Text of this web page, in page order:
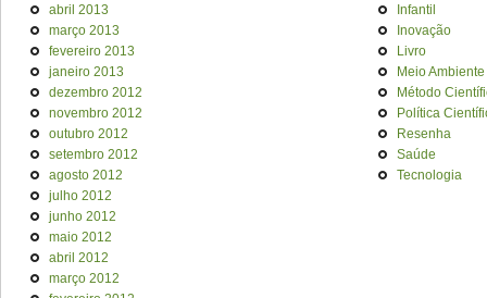
abril 2013
março 2013
fevereiro 2013
janeiro 2013
dezembro 2012
novembro 2012
outubro 2012
setembro 2012
agosto 2012
julho 2012
junho 2012
maio 2012
abril 2012
março 2012
Infantil
Inovação
Livro
Meio Ambiente
Método
Política
Resenha
Saúde
Tecnologia